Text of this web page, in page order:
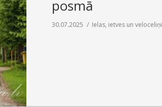
posmā
30.07.2025 Ielas, ietves un veloceliņi